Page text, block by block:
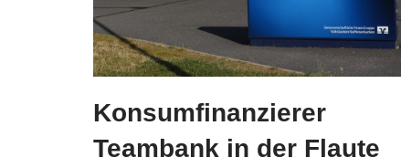
Konsumfinanzierer
Teambank in der Flaute